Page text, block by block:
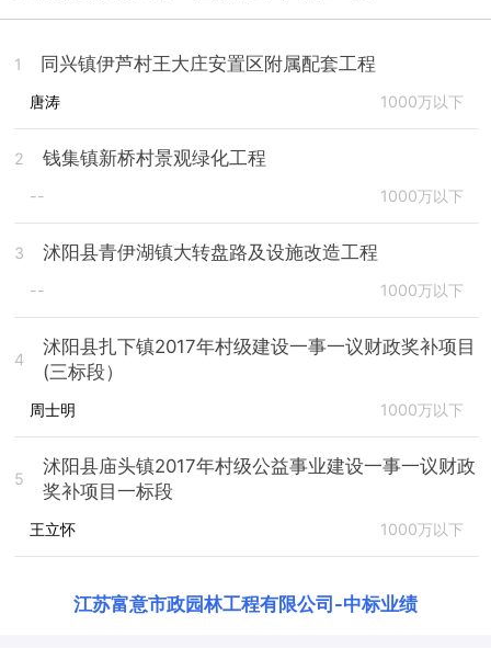
1 同兴镇伊芦村王大庄安置区附属配套工程
唐涛 1000万以下
2 钱集镇新桥村景观绿化工程
-- 1000万以下
3 沭阳县青伊湖镇大转盘路及设施改造工程
-- 1000万以下
4
沭阳县扎下镇2017年村级建设一事一议财政奖补项目
(三标段）
周士明 1000万以下
5
沭阳县庙头镇2017年村级公益事业建设一事一议财政
奖补项目一标段
王立怀 1000万以下
江苏富意市政园林工程有限公司 -中标业绩